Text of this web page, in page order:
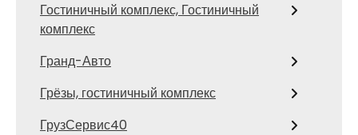
Гостиничный комплекс, Гостиничный
комплекс
Гранд-Авто
Грёзы, гостиничный комплекс
ГрузСервис40